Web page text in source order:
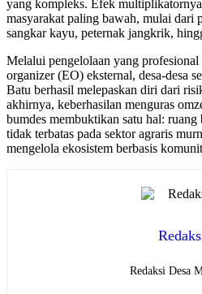
yang kompleks. Efek
masyarakat paling bawah, mulai dari
sangkar kayu, peternak jangkrik,
Melalui pengelolaan yang profesional
organizer (EO) eksternal, desa-desa
Batu berhasil melepaskan diri dari
akhirnya, keberhasilan menguras
bumdes membuktikan satu hal:
tidak terbatas pada sektor agraris
mengelola ekosistem berbasis
Redaksi Desa